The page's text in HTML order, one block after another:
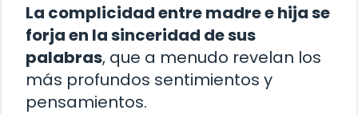
La complicidad entre madre e hija se
forja en la sinceridad de sus
palabras, que a menudo revelan los
más profundos sentimientos y
pensamientos.